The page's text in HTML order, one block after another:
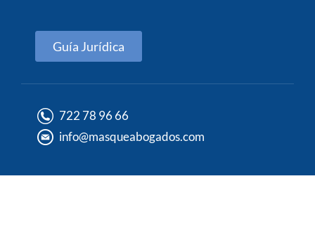
Guía Jurídica
722 78 96 66
info@masqueabogados.com